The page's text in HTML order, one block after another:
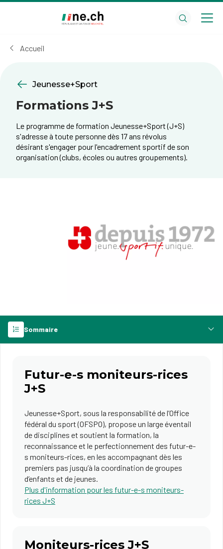
cookies
Accueil
Jeunesse+Sport
Formations J+S
Le programme de formation Jeunesse+Sport (J+S)
s'adresse à toute personne dès 17 ans révolus
désirant s'engager pour l'encadrement sportif de son
organisation (clubs, écoles ou autres groupements).
Sommaire
Futur-e-s moniteurs-rices
J+S
Jeunesse+Sport, sous la responsabilité de l’Office
fédéral du sport (OFSPO), propose un large éventail
de disciplines et soutient la formation, la
reconnaissance et le perfectionnement des futur-e-
s moniteurs-rices, en les accompagnant dès les
premiers pas jusqu’à la coordination de groupes
d’enfants et de jeunes.
Plus d'information pour les futur-e-s moniteurs-
rices J+S
Moniteurs-rices J+S